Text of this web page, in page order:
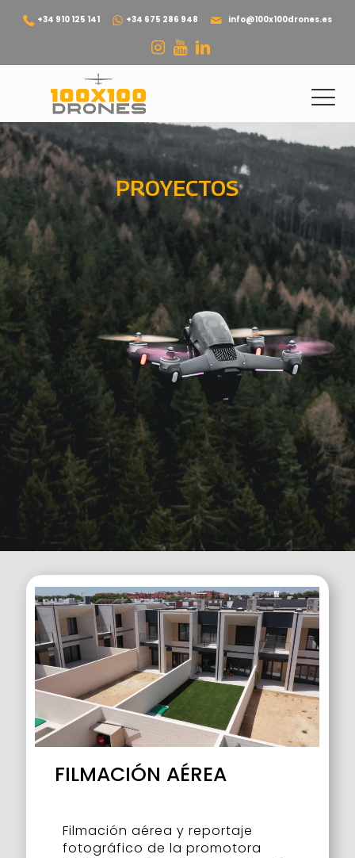
+34 910 125 141 +34 675 286 948 info@100x100drones.es
PROYECTOS
FILMACIÓN AÉREA
Filmación aérea y reportaje
fotográfico de la promotora